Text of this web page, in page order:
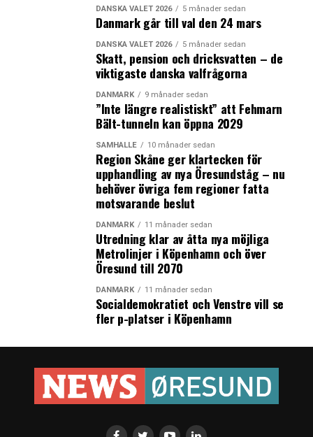
två olika taxor och inte ha flexibla tariffer som ändras
efter utbud och efterfrågan såsom Uber brukar göra.
Dessutom kvarstår kravet på sätessensorer och
taxametrar vilket Ubers bilar inte har idag.
Läs mer: Uber stannar kvar i Danmark trots ny
Mærsk och Dong förhandlar om att bilda dansk oljejätte
Jyske Bank gjorde miljardvinst under 2016
DANSKA VALET 2026 5 månader sedan
Danmark går till val den 24 mars
DANSKA VALET 2026 5 månader sedan
Skatt, pension och dricksvatten – de
viktigaste danska valfrågorna
DANMARK 9 månader sedan
”Inte längre realistiskt” att Fehmarn
Bält-tunneln kan öppna 2029
SAMHÄLLE 10 månader sedan
Region Skåne ger klartecken för
upphandling av nya Öresundståg – nu
behöver övriga fem regioner fatta
motsvarande beslut
DANMARK 11 månader sedan
Utredning klar av åtta nya möjliga
Metrolinjer i Köpenhamn och över
Öresund till 2070
DANMARK 11 månader sedan
Socialdemokratiet och Venstre vill se
fler p-platser i Köpenhamn